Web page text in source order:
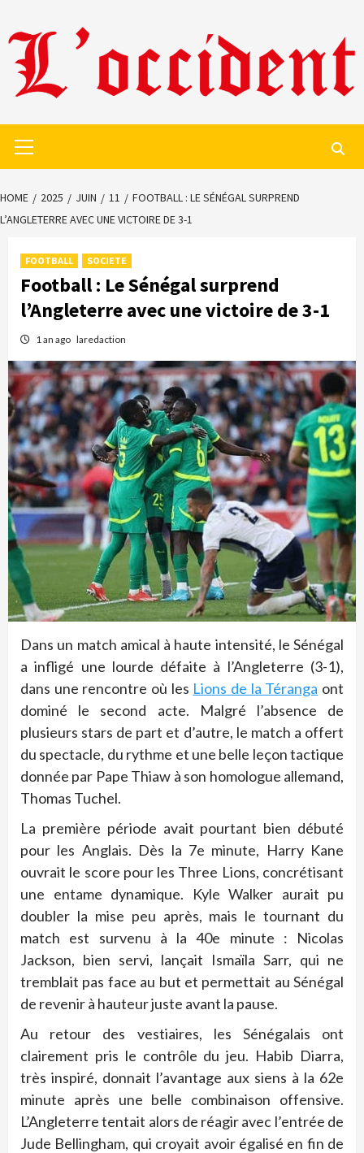
to
content
Menu
HOME 2025 JUIN 11
FOOTBALL : LE SÉNÉGAL SURPREND
L’ANGLETERRE AVEC UNE VICTOIRE DE 3-1
FOOTBALL SOCIETE
Football : Le Sénégal surprend
l’Angleterre avec une victoire de 3-1
1 an ago laredaction
Dans un match amical à haute intensité, le Sénégal
a infligé une lourde défaite à l’Angleterre (3-1),
dans une rencontre où les Lions de la Téranga ont
dominé le second acte. Malgré l’absence de
plusieurs stars de part et d’autre, le match a offert
du spectacle, du rythme et une belle leçon tactique
donnée par Pape Thiaw à son homologue allemand,
Thomas Tuchel.
La première période avait pourtant bien débuté
pour les Anglais. Dès la 7e minute, Harry Kane
ouvrait le score pour les Three Lions, concrétisant
une entame dynamique. Kyle Walker aurait pu
doubler la mise peu après, mais le tournant du
match est survenu à la 40e minute : Nicolas
Jackson, bien servi, lançait Ismaïla Sarr, qui ne
tremblait pas face au but et permettait au Sénégal
de revenir à hauteur juste avant la pause.
Au retour des vestiaires, les Sénégalais ont
clairement pris le contrôle du jeu. Habib Diarra,
très inspiré, donnait l’avantage aux siens à la 62e
minute après une belle combinaison offensive.
L’Angleterre tentait alors de réagir avec l’entrée de
Jude Bellingham, qui croyait avoir égalisé en fin de